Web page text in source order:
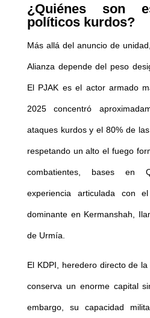
¿Quiénes son
políticos kurdos?
Más allá del anuncio de
Alianza depende del peso
El PJAK es el actor armado
2025 concentró
ataques kurdos y el 80% de
respetando un alto el fuego
combatientes, bases en
experiencia articulada con
dominante en Kermanshah,
de Urmía.
El KDPI, heredero directo de
conserva un enorme capital
embargo, su capacidad